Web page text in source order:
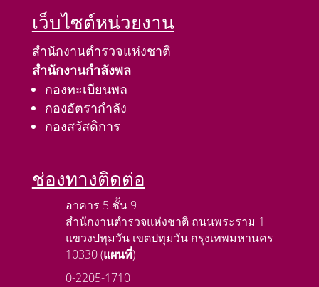
เว็บไซต์หน่วยงาน
สำนักงานตำรวจแห่งชาติ
สำนักงานกำลังพล
กองทะเบียนพล
กองอัตรากำลัง
กองสวัสดิการ
ช่องทางติดต่อ
อาคาร 5 ชั้น 9
สำนักงานตำรวจแห่งชาติ ถนนพระราม 1
แขวงปทุมวัน เขตปทุมวัน กรุงเทพมหานคร
10330 (แผนที่)
0-2205-1710